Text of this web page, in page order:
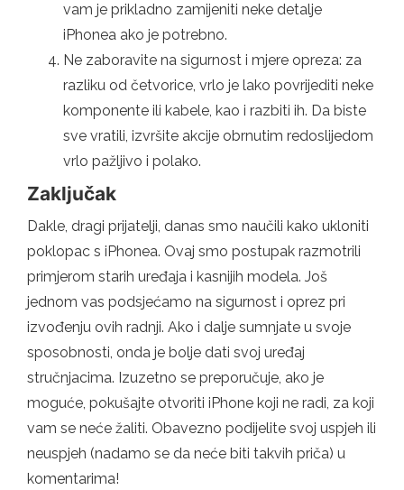
vam je prikladno zamijeniti neke detalje
iPhonea ako je potrebno.
Ne zaboravite na sigurnost i mjere opreza: za
razliku od četvorice, vrlo je lako povrijediti neke
komponente ili kabele, kao i razbiti ih. Da biste
sve vratili, izvršite akcije obrnutim redoslijedom
vrlo pažljivo i polako.
Zaključak
Dakle, dragi prijatelji, danas smo naučili kako ukloniti
poklopac s iPhonea. Ovaj smo postupak razmotrili
primjerom starih uređaja i kasnijih modela. Još
jednom vas podsjećamo na sigurnost i oprez pri
izvođenju ovih radnji. Ako i dalje sumnjate u svoje
sposobnosti, onda je bolje dati svoj uređaj
stručnjacima. Izuzetno se preporučuje, ako je
moguće, pokušajte otvoriti iPhone koji ne radi, za koji
vam se neće žaliti. Obavezno podijelite svoj uspjeh ili
neuspjeh (nadamo se da neće biti takvih priča) u
komentarima!